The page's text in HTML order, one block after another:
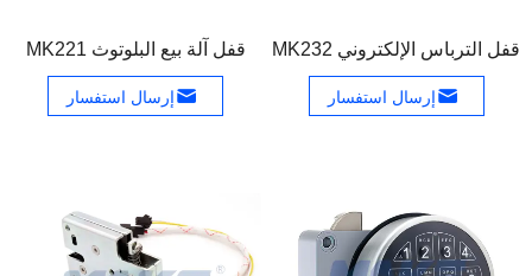
قفل آلة بيع البلوتوث MK221
إرسال استفسار
قفل الترباس الإلكتروني MK232
إرسال استفسار